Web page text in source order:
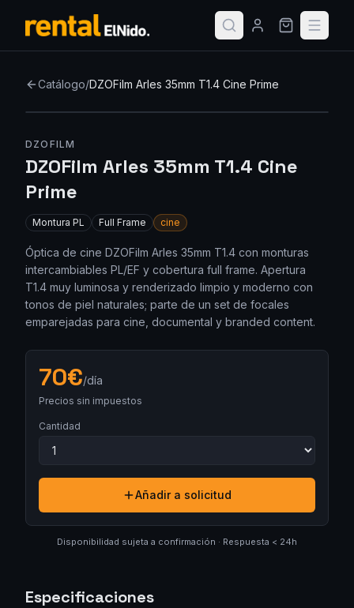
Catálogo/DZOFilm Arles 35mm T1.4 Cine Prime
DZOFILM
DZOFilm Arles 35mm T1.4 Cine
Prime
Montura PL Full Frame cine
Óptica de cine DZOFilm Arles 35mm T1.4 con monturas
intercambiables PL/EF y cobertura full frame. Apertura
T1.4 muy luminosa y renderizado limpio y moderno con
tonos de piel naturales; parte de un set de focales
emparejadas para cine, documental y branded content.
70€/día
Precios sin impuestos
Cantidad
Añadir a solicitud
Disponibilidad sujeta a confirmación · Respuesta < 24h
Especificaciones